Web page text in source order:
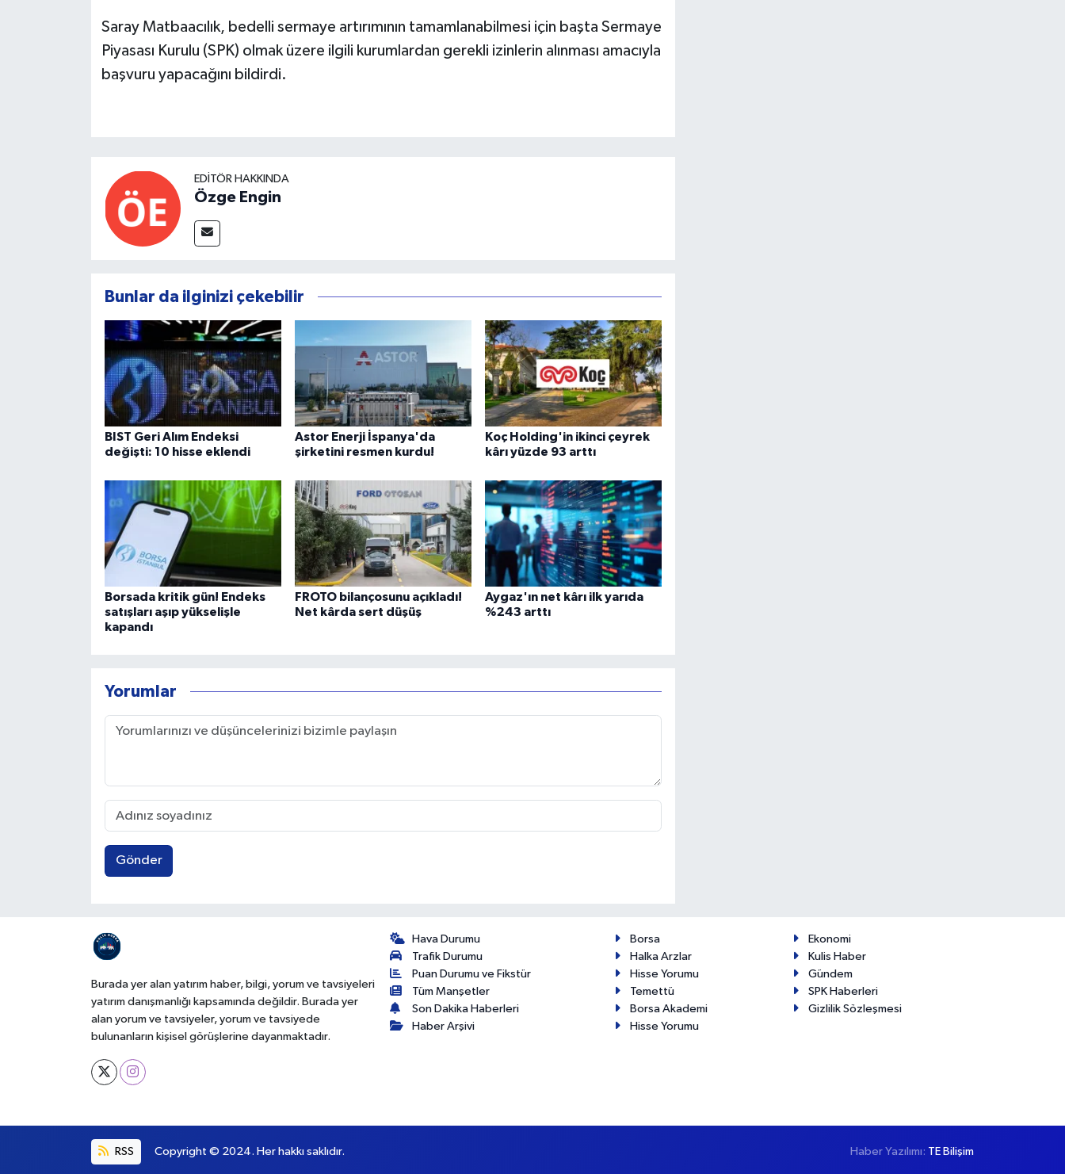
Saray Matbaacılık, bedelli sermaye artırımının tamamlanabilmesi için başta Sermaye
Piyasası Kurulu (SPK) olmak üzere ilgili kurumlardan gerekli izinlerin alınması amacıyla
başvuru yapacağını bildirdi.
EDITÖR HAKKINDA
Özge Engin
Bunlar da ilginizi çekebilir
BIST Geri Alım Endeksi
değişti: 10 hisse eklendi
Astor Enerji İspanya'da
şirketini resmen kurdu!
Koç Holding'in ikinci çeyrek
kârı yüzde 93 arttı
Borsada kritik gün! Endeks
satışları aşıp yükselişle
kapandı
FROTO bilançosunu açıkladı!
Net kârda sert düşüş
Aygaz'ın net kârı ilk yarıda
%243 arttı
Yorumlar
Gönder
Burada yer alan yatırım haber, bilgi, yorum ve tavsiyeleri
yatırım danışmanlığı kapsamında değildir. Burada yer
alan yorum ve tavsiyeler, yorum ve tavsiyede
bulunanların kişisel görüşlerine dayanmaktadır.
Hava Durumu
Trafik Durumu
Puan Durumu ve Fikstür
Tüm Manşetler
Son Dakika Haberleri
Haber Arşivi
Borsa
Ekonomi
Halka Arzlar
Kulis Haber
Hisse Yorumu
Gündem
Temettü
SPK Haberleri
Borsa Akademi
Gizlilik Sözleşmesi
Hisse Yorumu
RSS Copyright © 2024. Her hakkı saklıdır. Haber Yazılımı: TE Bilişim